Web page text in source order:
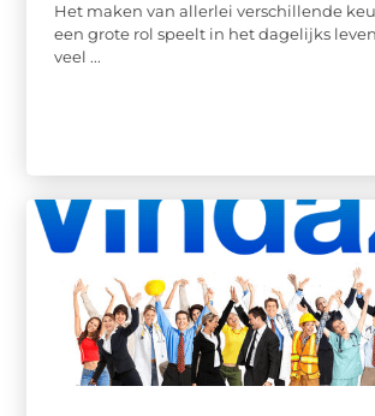
Het maken van allerlei verschillende
een grote rol speelt in het dagelijks
veel ...